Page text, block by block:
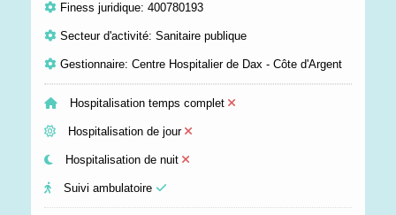
Finess juridique: 400780193
Secteur d'activité: Sanitaire publique
Gestionnaire: Centre Hospitalier de Dax - Côte d'Argent
Hospitalisation temps complet
Hospitalisation de jour
Hospitalisation de nuit
Suivi ambulatoire